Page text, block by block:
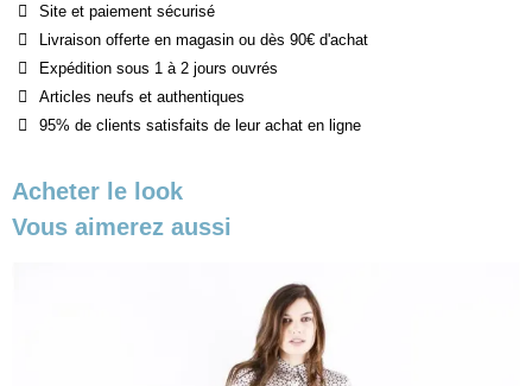
Site et paiement sécurisé
Livraison offerte en magasin ou dès 90€ d'achat
Expédition sous 1 à 2 jours ouvrés
Articles neufs et authentiques
95% de clients satisfaits de leur achat en ligne
Acheter le look
Vous aimerez aussi